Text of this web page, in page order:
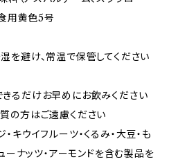
食用黄色5号
避け、常温で保管してください
るだけお早めにお飲みください
の方はご遠慮ください
キウイフルーツ・くるみ・大豆・も
ーナッツ・アーモンドを含む製品を